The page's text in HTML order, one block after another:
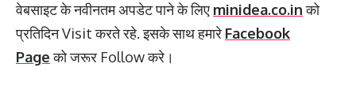
वेबसाइट के नवीनतम अपडेट पाने के लिए minidea.co.inको
प्रतिदिन Visit करते रहे. इसके साथ हमारे Facebook
Pageको जरूर Follow करे।